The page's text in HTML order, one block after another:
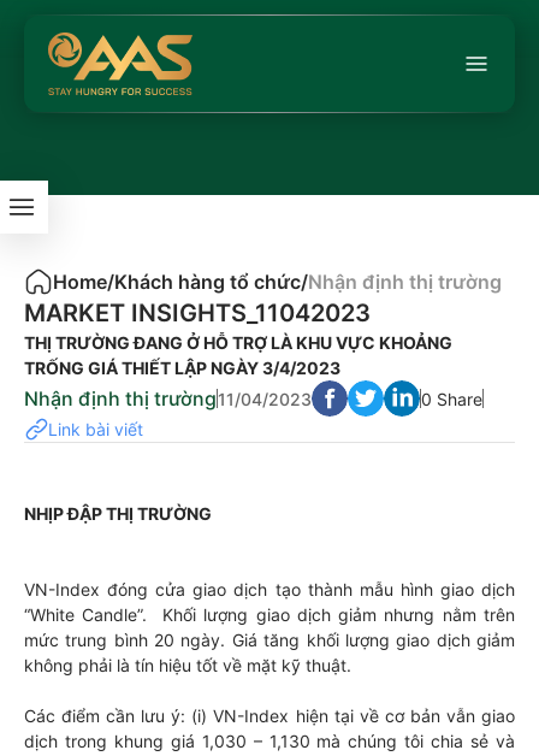
Home/Khách hàng tổ chức/Nhận định thị trường
MARKET INSIGHTS_11042023
THỊ TRƯỜNG ĐANG Ở HỖ TRỢ LÀ KHU VỰC KHOẢNG
TRỐNG GIÁ THIẾT LẬP NGÀY 3/4/2023
Nhận định thị trường11/04/2023
0 Share
Link bài viết
NHỊP ĐẬP THỊ TRƯỜNG
VN-Index đóng cửa giao dịch tạo thành mẫu hình giao dịch
“White Candle”. Khối lượng giao dịch giảm nhưng nằm trên
mức trung bình 20 ngày. Giá tăng khối lượng giao dịch giảm
không phải là tín hiệu tốt về mặt kỹ thuật.
Các điểm cần lưu ý: (i) VN-Index hiện tại về cơ bản vẫn giao
dịch trong khung giá 1,030 – 1,130 mà chúng tôi chia sẻ và